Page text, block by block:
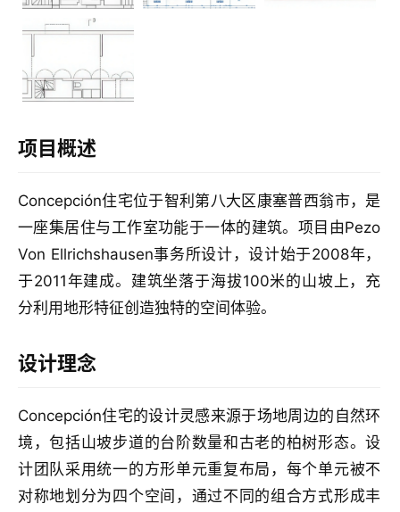
设
计
室
设
市
与
景
筑
专
教
登录 注册
项目概述
Concepción住宅位于智利第八大区康塞普西翁市，是
一座集居住与工作室功能于一体的建筑。项目由Pezo
Von Ellrichshausen事务所设计，设计始于2008年，
于2011年建成。建筑坐落于海拔100米的山坡上，充
分利用地形特征创造独特的空间体验。
设计理念
Concepción住宅的设计灵感来源于场地周边的自然环
境，包括山坡步道的台阶数量和古老的柏树形态。设
计团队采用统一的方形单元重复布局，每个单元被不
对称地划分为四个空间，通过不同的组合方式形成丰